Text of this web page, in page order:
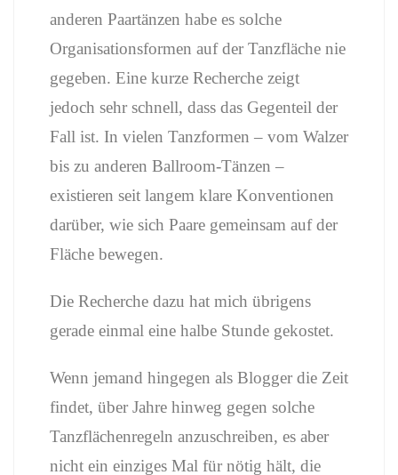
anderen Paartänzen habe es solche
Organisationsformen aufder Tanzfläche nie
gegeben. Eine kurze Recherche zeigt
jedoch sehr schnell, dass das Gegenteil der
Fall ist. In vielen Tanzformen – vom Walzer
bis zu anderen Ballroom-Tänzen –
existieren seit langem klare Konventionen
darüber, wie sich Paare gemeinsam aufder
Fläche bewegen.
Die Recherche dazu hat mich übrigens
gerade einmal eine halbe Stunde gekostet.
Wenn jemand hingegen als Blogger die Zeit
findet, über Jahre hinweg gegen solche
Tanzflächenregeln anzuschreiben, es aber
nicht ein einziges Mal für nötig hält, die